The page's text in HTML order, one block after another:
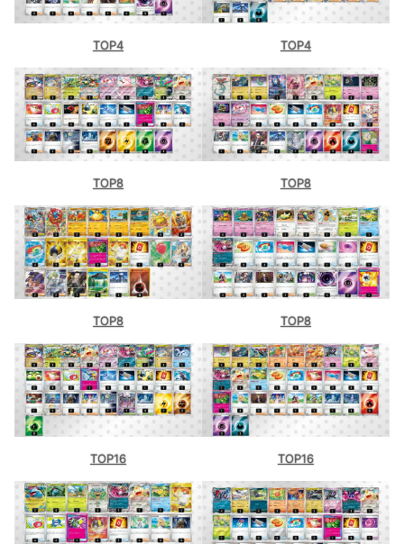
TOP4 TOP4
TOP8 TOP8
TOP8 TOP8
TOP16 TOP16